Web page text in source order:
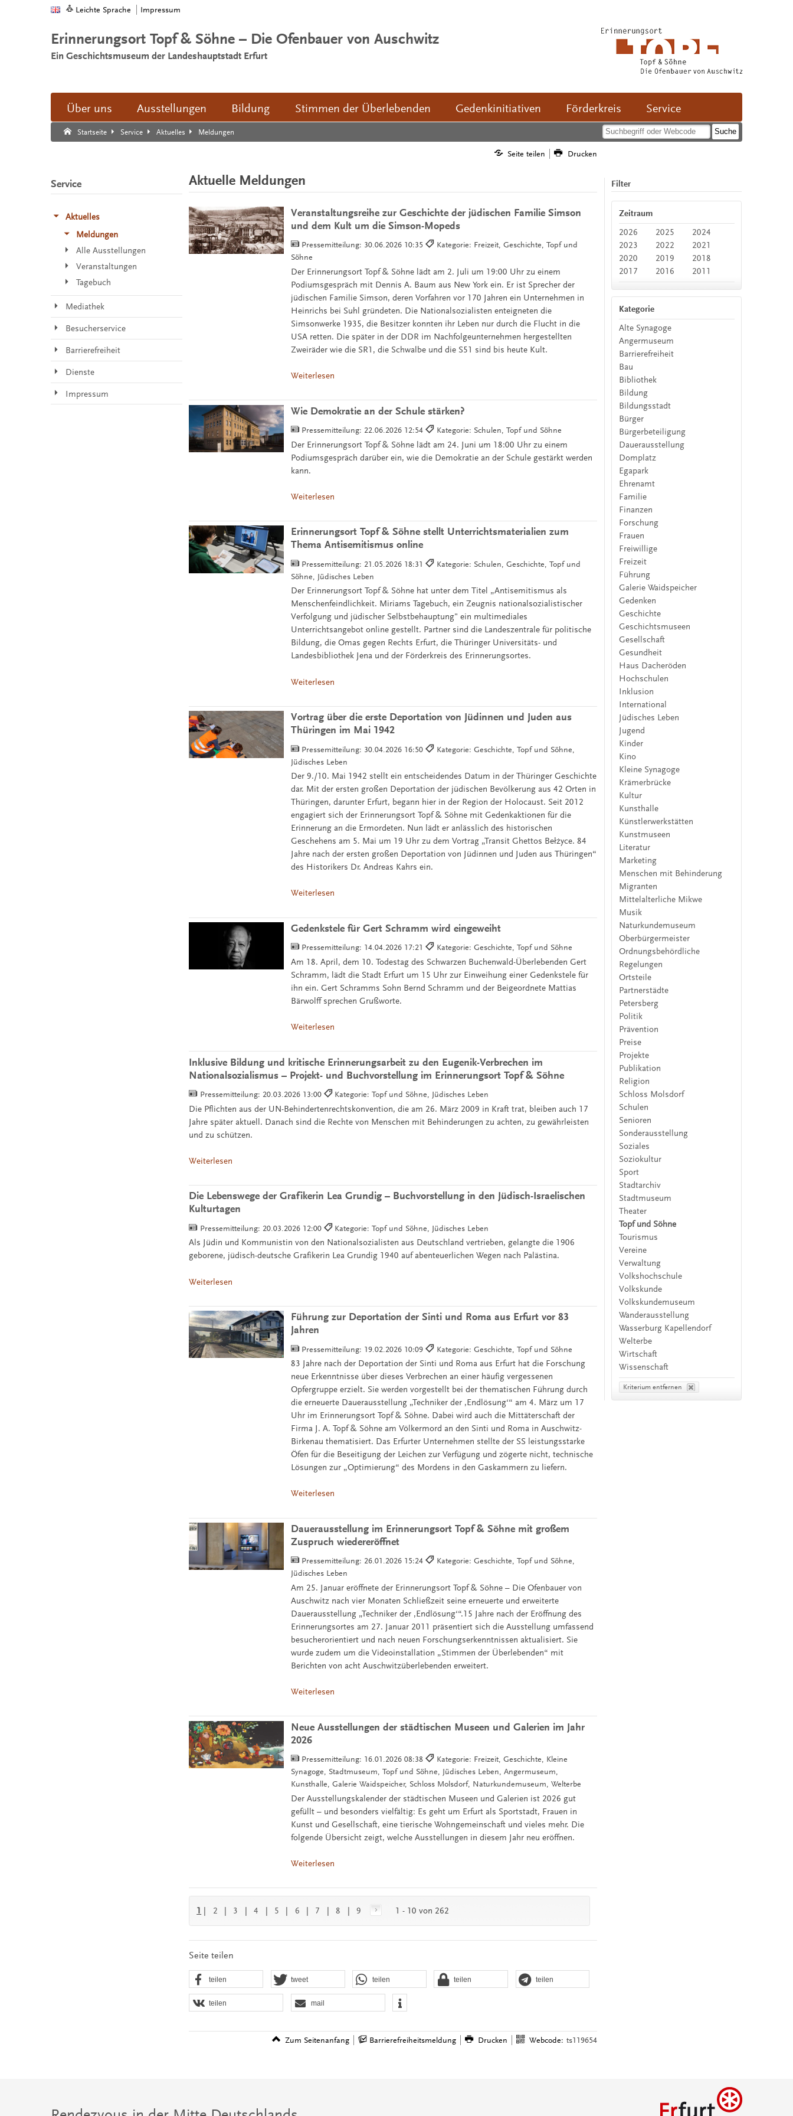
Leichte Sprache Impressum
Erinnerungsort Topf & Söhne – Die Ofenbauer von Auschwitz
Ein Geschichtsmuseum der Landeshauptstadt Erfurt
Über uns Ausstellungen Bildung Stimmen der Überlebenden Gedenkinitiativen Förderkreis Service
Startseite Service Aktuelles Meldungen
Suche:
Suche Ende.
Seite teilen Drucken
Aktuelle Meldungen
Veranstaltungsreihe zur Geschichte der jüdischen Familie Simson
und dem Kult um die Simson-Mopeds
Pressemitteilung: 30.06.2026 10:35
Kategorie: Freizeit, Geschichte, Topf und
Söhne
Der Erinnerungsort Topf & Söhne lädt am 2. Juli um 19:00 Uhr zu einem
Podiumsgespräch mit Dennis A. Baum aus New York ein. Er ist Sprecher der
jüdischen Familie Simson, deren Vorfahren vor 170 Jahren ein Unternehmen in
Heinrichs bei Suhl gründeten. Die Nationalsozialisten enteigneten die
Simsonwerke 1935, die Besitzer konnten ihr Leben nur durch die Flucht in die
USA retten. Die später in der DDR im Nachfolgeunternehmen hergestellten
Zweiräder wie die SR1, die Schwalbe und die S51 sind bis heute Kult.
Weiterlesen
Wie Demokratie an der Schule stärken?
Pressemitteilung: 22.06.2026 12:54 Kategorie: Schulen, Topf und Söhne
Der Erinnerungsort Topf & Söhne lädt am 24. Juni um 18:00 Uhr zu einem
Podiumsgespräch darüber ein, wie die Demokratie an der Schule gestärkt werden
kann.
Weiterlesen
Erinnerungsort Topf & Söhne stellt Unterrichtsmaterialien zum
Thema Antisemitismus online
Pressemitteilung: 21.05.2026 18:31
Kategorie: Schulen, Geschichte, Topf und
Söhne, Jüdisches Leben
Der Erinnerungsort Topf & Söhne hat unter dem Titel „Antisemitismus als
Menschenfeindlichkeit. Miriams Tagebuch, ein Zeugnis nationalsozialistischer
Verfolgung und jüdischer Selbstbehauptung" ein multimediales
Unterrichtsangebot online gestellt. Partner sind die Landeszentrale für politische
Bildung, die Omas gegen Rechts Erfurt, die Thüringer Universitäts- und
Landesbibliothek Jena und der Förderkreis des Erinnerungsortes.
Weiterlesen
Vortrag über die erste Deportation von Jüdinnen und Juden aus
Thüringen im Mai 1942
Pressemitteilung: 30.04.2026 16:50
Kategorie: Geschichte, Topf und Söhne,
Jüdisches Leben
Der 9./10. Mai 1942 stellt ein entscheidendes Datum in der Thüringer Geschichte
dar. Mit der ersten großen Deportation der jüdischen Bevölkerung aus 42 Orten in
Thüringen, darunter Erfurt, begann hier in der Region der Holocaust. Seit 2012
engagiert sich der Erinnerungsort Topf & Söhne mit Gedenkaktionen für die
Erinnerung an die Ermordeten. Nun lädt er anlässlich des historischen
Geschehens am 5. Mai um 19 Uhr zu dem Vortrag „Transit Ghettos Bełżyce. 84
Jahre nach der ersten großen Deportation von Jüdinnen und Juden aus Thüringen“
des Historikers Dr. Andreas Kahrs ein.
Weiterlesen
Gedenkstele für Gert Schramm wird eingeweiht
Pressemitteilung: 14.04.2026 17:21 Kategorie: Geschichte, Topf und Söhne
Am 18. April, dem 10. Todestag des Schwarzen Buchenwald-Überlebenden Gert
Schramm, lädt die Stadt Erfurt um 15 Uhr zur Einweihung einer Gedenkstele für
ihn ein. Gert Schramms Sohn Bernd Schramm und der Beigeordnete Mattias
Bärwolff sprechen Grußworte.
Weiterlesen
Inklusive Bildung und kritische Erinnerungsarbeit zu den Eugenik-Verbrechen im
Nationalsozialismus – Projekt- und Buchvorstellung im Erinnerungsort Topf & Söhne
Pressemitteilung: 20.03.2026 13:00 Kategorie: Topf und Söhne, Jüdisches Leben
Die Pflichten aus der UN-Behindertenrechtskonvention, die am 26. März 2009 in Kraft trat, bleiben auch 17
Jahre später aktuell. Danach sind die Rechte von Menschen mit Behinderungen zu achten, zu gewährleisten
und zu schützen.
Weiterlesen
Die Lebenswege der Grafikerin Lea Grundig – Buchvorstellung in den Jüdisch-Israelischen
Kulturtagen
Pressemitteilung: 20.03.2026 12:00 Kategorie: Topf und Söhne, Jüdisches Leben
Als Jüdin und Kommunistin von den Nationalsozialisten aus Deutschland vertrieben, gelangte die 1906
geborene, jüdisch-deutsche Grafikerin Lea Grundig 1940 auf abenteuerlichen Wegen nach Palästina.
Weiterlesen
Führung zur Deportation der Sinti und Roma aus Erfurt vor 83
Jahren
Pressemitteilung: 19.02.2026 10:09 Kategorie: Geschichte, Topf und Söhne
83 Jahre nach der Deportation der Sinti und Roma aus Erfurt hat die Forschung
neue Erkenntnisse über dieses Verbrechen an einer häufig vergessenen
Opfergruppe erzielt. Sie werden vorgestellt bei der thematischen Führung durch
die erneuerte Dauerausstellung „Techniker der ‚Endlösung‘“ am 4. März um 17
Uhr im Erinnerungsort Topf & Söhne. Dabei wird auch die Mittäterschaft der
Firma J. A. Topf & Söhne am Völkermord an den Sinti und Roma in Auschwitz-
Birkenau thematisiert. Das Erfurter Unternehmen stellte der SS leistungsstarke
Öfen für die Beseitigung der Leichen zur Verfügung und zögerte nicht, technische
Lösungen zur „Optimierung“ des Mordens in den Gaskammern zu liefern.
Weiterlesen
Dauerausstellung im Erinnerungsort Topf & Söhne mit großem
Zuspruch wiedereröffnet
Pressemitteilung: 26.01.2026 15:24
Kategorie: Geschichte, Topf und Söhne,
Jüdisches Leben
Am 25. Januar eröffnete der Erinnerungsort Topf & Söhne – Die Ofenbauer von
Auschwitz nach vier Monaten Schließzeit seine erneuerte und erweiterte
Dauerausstellung „Techniker der ‚Endlösung‘“.15 Jahre nach der Eröffnung des
Erinnerungsortes am 27. Januar 2011 präsentiert sich die Ausstellung umfassend
besucherorientiert und nach neuen Forschungserkenntnissen aktualisiert. Sie
wurde zudem um die Videoinstallation „Stimmen der Überlebenden“ mit
Berichten von acht Auschwitzüberlebenden erweitert.
Weiterlesen
Neue Ausstellungen der städtischen Museen und Galerien im Jahr
2026
Pressemitteilung: 16.01.2026 08:38
Kategorie: Freizeit, Geschichte, Kleine
Synagoge, Stadtmuseum, Topf und Söhne, Jüdisches Leben, Angermuseum,
Kunsthalle, Galerie Waidspeicher, Schloss Molsdorf, Naturkundemuseum, Welterbe
Der Ausstellungskalender der städtischen Museen und Galerien ist 2026 gut
gefüllt – und besonders vielfältig: Es geht um Erfurt als Sportstadt, Frauen in
Kunst und Gesellschaft, eine tierische Wohngemeinschaft und vieles mehr. Die
folgende Übersicht zeigt, welche Ausstellungen in diesem Jahr neu eröffnen.
Weiterlesen
1 2 3 4 5 6 7 8 9 1 - 10 von 262
Seite teilen
teilen tweet teilen teilen teilen
teilen mail
Zum Seitenanfang Barrierefreiheitsmeldung Drucken Webcode: ts119654
Filter
Zeitraum
2026
2025
2024
2023
2022
2021
2020
2019
2018
2017
2016 2011
Kategorie
Alte Synagoge
Angermuseum
Barrierefreiheit
Bau
Bibliothek
Bildung
Bildungsstadt
Bürger
Bürgerbeteiligung
Dauerausstellung
Domplatz
Egapark
Ehrenamt
Familie
Finanzen
Forschung
Frauen
Freiwillige
Freizeit
Führung
Galerie Waidspeicher
Gedenken
Geschichte
Geschichtsmuseen
Gesellschaft
Gesundheit
Haus Dacheröden
Hochschulen
Inklusion
International
Jüdisches Leben
Jugend
Kinder
Kino
Kleine Synagoge
Krämerbrücke
Kultur
Kunsthalle
Künstlerwerkstätten
Kunstmuseen
Literatur
Marketing
Menschen mit Behinderung
Migranten
Mittelalterliche Mikwe
Musik
Naturkundemuseum
Oberbürgermeister
Ordnungsbehördliche
Regelungen
Ortsteile
Partnerstädte
Petersberg
Politik
Prävention
Preise
Projekte
Publikation
Religion
Schloss Molsdorf
Schulen
Senioren
Sonderausstellung
Soziales
Soziokultur
Sport
Stadtarchiv
Stadtmuseum
Theater
Topf und Söhne
Tourismus
Vereine
Verwaltung
Volkshochschule
Volkskunde
Volkskundemuseum
Wanderausstellung
Wasserburg Kapellendorf
Welterbe
Wirtschaft
Wissenschaft
Kriterium entfernen
Service
Aktuelles
Meldungen
Alle Ausstellungen
Veranstaltungen
Tagebuch
Mediathek
Besucherservice
Barrierefreiheit
Dienste
Impressum